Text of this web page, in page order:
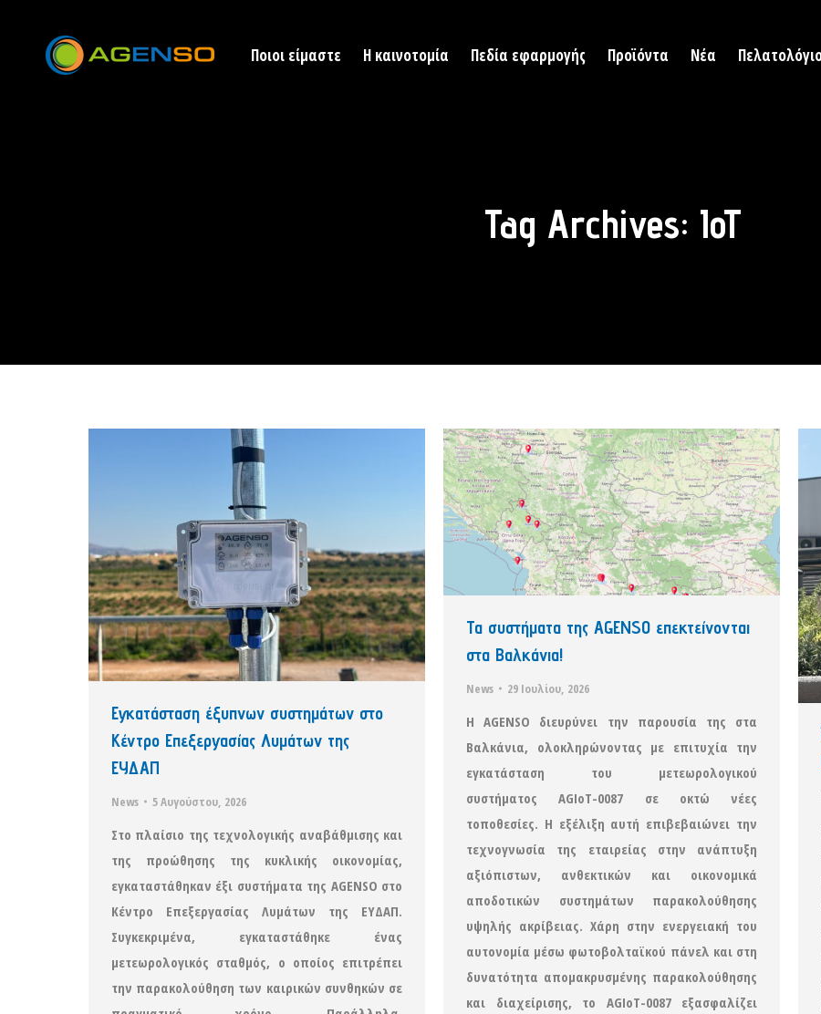
Ποιοι είμαστε Η καινοτομία Πεδία εφαρμογής Προϊόντα Νέα
Tag Archives: IoT
Εγκατάσταση έξυπνων συστημάτων στο
Κέντρο Επεξεργασίας Λυμάτων της
ΕΥΔΑΠ
News 5 Αυγούστου, 2026
Στο πλαίσιο της τεχνολογικής αναβάθμισης και
της προώθησης της κυκλικής οικονομίας,
εγκαταστάθηκαν έξι συστήματα της AGENSO στο
Κέντρο Επεξεργασίας Λυμάτων της ΕΥΔΑΠ.
Συγκεκριμένα, εγκαταστάθηκε ένας
μετεωρολογικός σταθμός, ο οποίος επιτρέπει
την παρακολούθηση των καιρικών συνθηκών σε
Τα συστήματα της AGENSO επεκτείνονται
στα Βαλκάνια!
News 29 Ιουλίου, 2026
Η AGENSO διευρύνει την παρουσία της στα
Βαλκάνια, ολοκληρώνοντας με επιτυχία την
εγκατάσταση του μετεωρολογικού
συστήματος AGIoT-0087 σε οκτώ νέες
τοποθεσίες. Η εξέλιξη αυτή επιβεβαιώνει την
τεχνογνωσία της εταιρείας στην ανάπτυξη
αξιόπιστων, ανθεκτικών και οικονομικά
αποδοτικών συστημάτων παρακολούθησης
υψηλής ακρίβειας. Χάρη στην ενεργειακή του
αυτονομία μέσω φωτοβολταϊκού πάνελ και στη
δυνατότητα απομακρυσμένης παρακολούθησης
και διαχείρισης, το AGIoT-0087 εξασφαλίζει